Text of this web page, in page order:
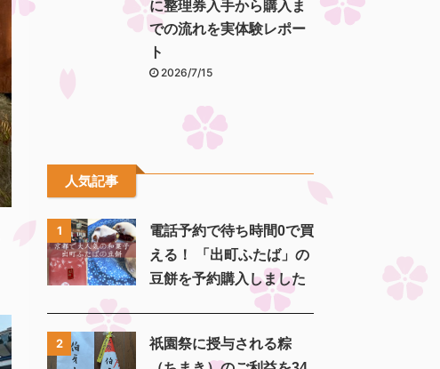
に整理券入手から購入ま
での流れを実体験レポー
ト
2026/7/15
人気記事
1
電話予約で待ち時間0で買
える！ 「出町ふたば」の
豆餅を予約購入しました
2
祇園祭に授与される粽